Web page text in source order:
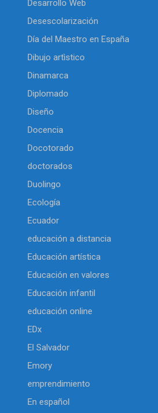
Desarrollo Web
Desescolarización
Día del Maestro en España
Dibujo artìstico
Dinamarca
Diplomado
Diseño
Docencia
Docotorado
doctorados
Duolingo
Ecología
Ecuador
educación a distancia
Educación artística
Educación en valores
Educación infantil
educación online
EDx
El Salvador
Emory
emprendimiento
En español